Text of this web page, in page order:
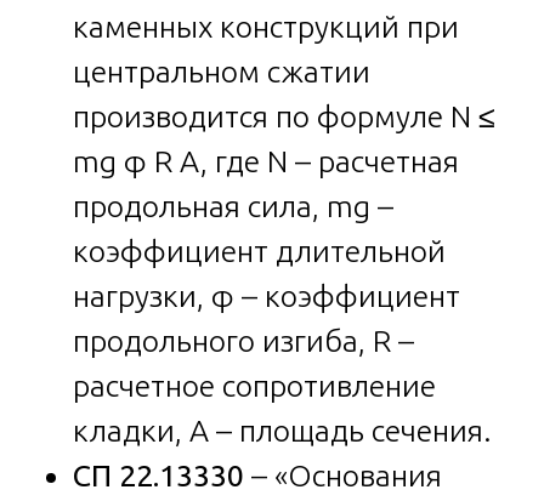
каменных конструкций при
центральном сжатии
производится по формуле N ≤
mg φ R A, где N – расчетная
продольная сила, mg –
коэффициент длительной
нагрузки, φ – коэффициент
продольного изгиба, R –
расчетное сопротивление
кладки, A – площадь сечения.
СП 22.13330 – «Основания